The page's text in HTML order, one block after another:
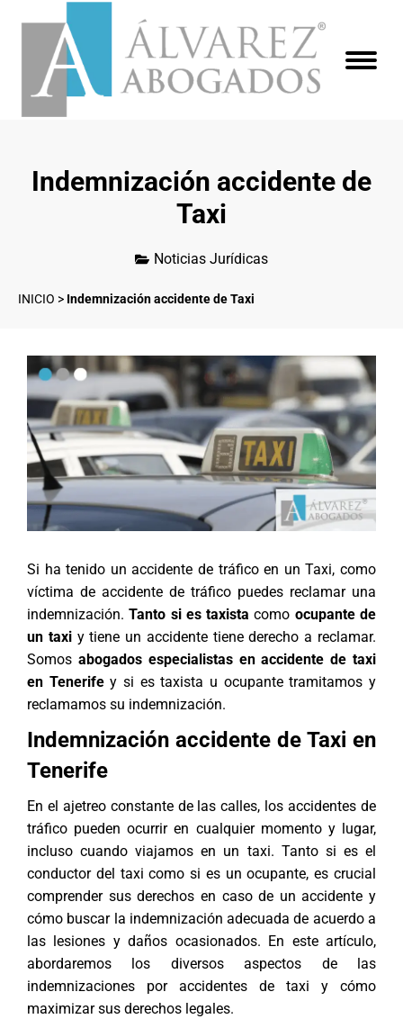
Indemnización accidente de
Taxi
Noticias Jurídicas
INICIO > Indemnización accidente de Taxi
Si ha tenido un accidente de tráfico en un Taxi, como
víctima de accidente de tráfico puedes reclamar una
indemnización.Tanto si es taxista como ocupante de
un taxiy tiene un accidente tiene derecho a reclamar.
Somos abogados especialistas en accidente de taxi
en Tenerifey si es taxista u ocupante tramitamos y
reclamamos su indemnización.
Indemnización accidente de Taxi en
Tenerife
En el ajetreo constante de las calles, los accidentes de
tráfico pueden ocurrir en cualquier momento y lugar,
incluso cuando viajamos en un taxi. Tanto si es el
conductor del taxi como si es un ocupante, es crucial
comprender sus derechos en caso de un accidente y
cómo buscar la indemnización adecuada de acuerdo a
las lesiones y daños ocasionados. En este artículo,
abordaremos los diversos aspectos de las
indemnizaciones por accidentes de taxi y cómo
maximizar sus derechos legales.